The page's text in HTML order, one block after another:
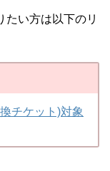
たい方は以下のリ
チケット)対象